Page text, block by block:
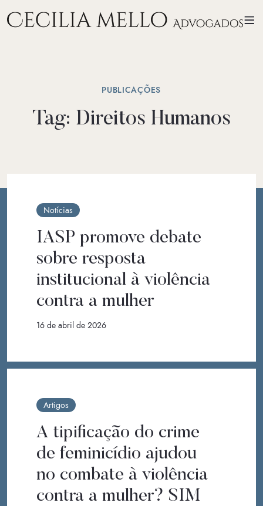
PUBLICAÇÕES
Tag: Direitos Humanos
Notícias
IASP promove debate
sobre resposta
institucional à violência
contra a mulher
16 de abril de 2026
Artigos
A tipificação do crime
de feminicídio ajudou
no combate à violência
contra a mulher? SIM